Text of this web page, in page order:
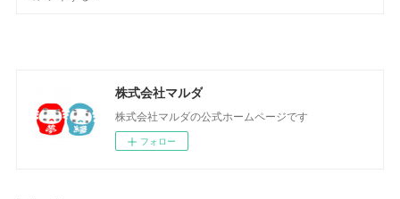
株式会社マルダ
株式会社マルダの公式ホームページです
フォロー